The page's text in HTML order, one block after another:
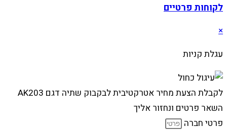
לקוחות פרטיים
×
עגלת קניות
לקבלת הצעת מחיר אטרקטיבית לבקבוק שתיה דגם AK203
השאר פרטים ונחזור אליך
פרטי חברה